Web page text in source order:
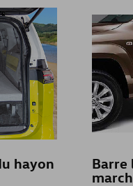
hayon
Barre